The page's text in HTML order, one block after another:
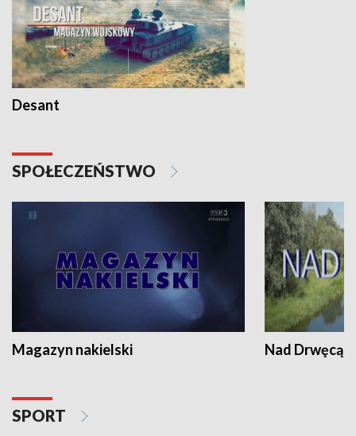
Desant
SPOŁECZEŃSTWO
Magazyn nakielski Nad Drwęcą
SPORT